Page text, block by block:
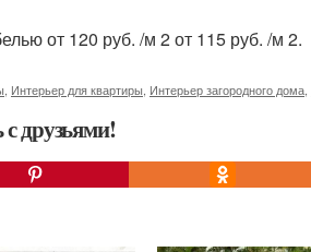
от 120 руб. /м 2 от 115 руб. /м 2.
Интерьер для квартиры Интерьер загородного дома
друзьями!